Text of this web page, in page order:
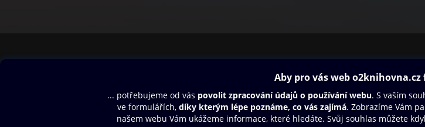
Aplikace a hry
SMS/MMS Info
Blog
Dárkový poukaz
Nápověda
Oneplay Originály
Sport